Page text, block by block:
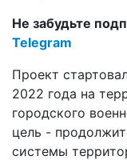
Не забудьте
Telegram
Проект
2022 года на
городского
цель -
системы